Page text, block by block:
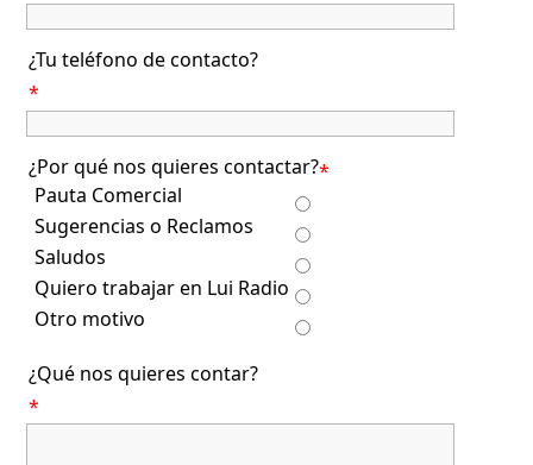
¿Tu teléfono de contacto?
*
¿Por qué nos quieres contactar?*
Pauta Comercial
Sugerencias o Reclamos
Saludos
Quiero trabajar en Lui Radio
Otro motivo
¿Qué nos quieres contar?
*